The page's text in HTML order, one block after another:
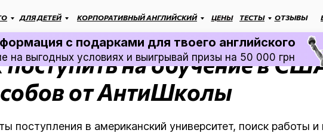
ДЛЯ ДЕТЕЙ КОРПОРАТИВНЫЙ АНГЛИЙСКИЙ ЦЕНЫ ОТЗЫВЫ
ТЕСТЫ
с подарками для твоего английского
на выгодных условиях и выигрывай призы на 50 000 грн
Обучение за рубежом → Статья
поступить на обучение в
от АнтиШколы
поступления в американский университет, поиск работы